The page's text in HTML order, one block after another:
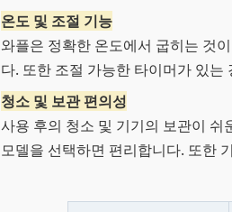
온도 및 조절 기능
와플은 정확한 온도에서 굽히는 것
다. 또한 조절 가능한 타이머가 있
청소 및 보관 편의성
사용 후의 청소 및 기기의 보관이
모델을 선택하면 편리합니다. 또한